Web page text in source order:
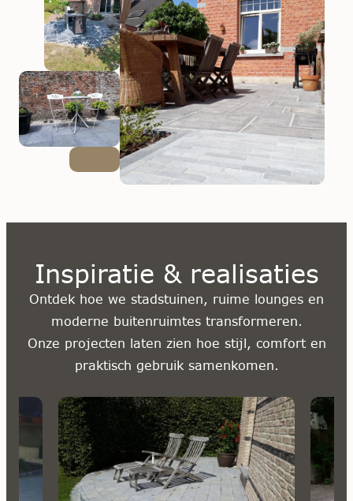
Inspiratie & realisaties
Ontdek hoe we stadstuinen, ruime lounges en
moderne buitenruimtes transformeren.
Onze projecten laten zien hoe stijl, comfort en
praktisch gebruik samenkomen.